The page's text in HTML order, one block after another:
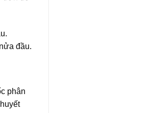
đầu.
phân